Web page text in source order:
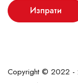
Изпрати
Copyright © 2022 -